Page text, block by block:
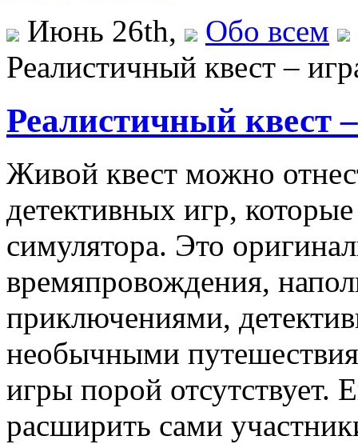
Июнь 26th,
Обо всем
Реалистичный квест –
Реалистичный квест
Живой квест можно
детективных игр,
симулятора. Это
времяпровождения,
приключениями,
необычными
игры порой отсутствует.
расширить сами